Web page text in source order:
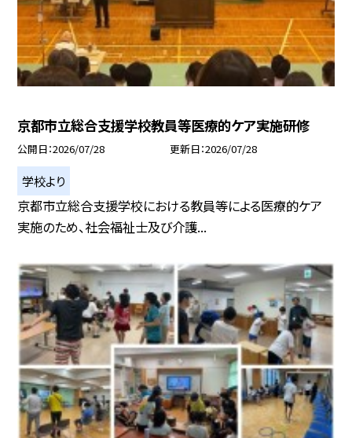
京都市立総合支援学校教員等医療的ケア実施研修
公開日 2026/07/28 更新日 2026/07/28
学校より
京都市立総合支援学校における教員等による医療的ケア
実施のため、社会福祉士及び介護...